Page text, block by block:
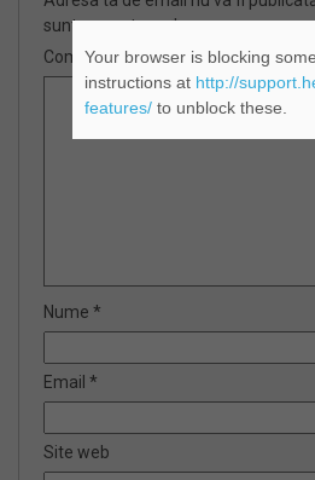
sunt marcate cu*
Comentariu
Nume *
Email *
Site web
Your browser is blocking
instructions at http://
features/to unblock these.